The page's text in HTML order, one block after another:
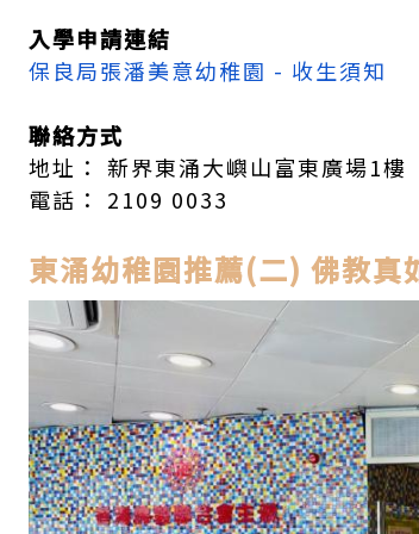
入學申請連結
保良局張潘美意幼稚園 - 收生須知
聯絡方式
地址： 新界東涌大嶼山富東廣場1樓
電話： 2109 0033
東涌幼稚園推薦(二) 佛教